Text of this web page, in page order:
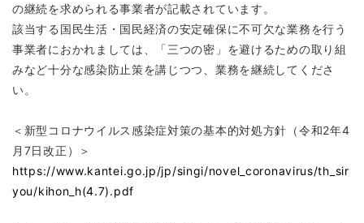
の継続を求められる事業者が記載されています。
該当する国民生活・国民経済の安定確保に不可欠な業務を行う
事業者におかれましては、「三つの密」を避けるための取り組
みなど十分な感染防止策を講じつつ、業務を継続してくださ
い。
＜新型コロナウイルス感染症対策の基本的対処方針（令和2年4
月7日改正）＞
https://www.kantei.go.jp/jp/singi/novel_coronavirus/th_sir
you/kihon_h(4.7).pdf